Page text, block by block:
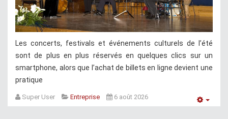
Les concerts, festivals et événements culturels de l’été
sont de plus en plus réservés en quelques clics sur un
smartphone, alors que l’achat de billets en ligne devient une
pratique
Super User Entreprise 6 août 2026